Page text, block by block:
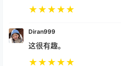
★★★★★
Diran999
这很有趣。
★★★★★